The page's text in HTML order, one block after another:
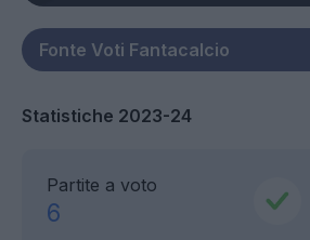
Statistiche 2023-24
Partite a voto
6